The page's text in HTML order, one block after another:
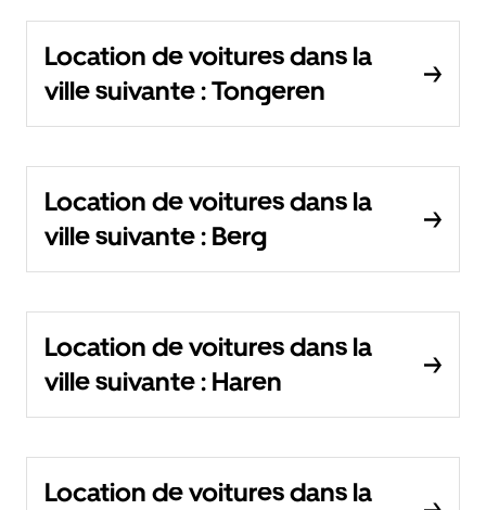
Location de voitures dans la
ville suivante : Tongeren
Location de voitures dans la
ville suivante : Berg
Location de voitures dans la
ville suivante : Haren
Location de voitures dans la